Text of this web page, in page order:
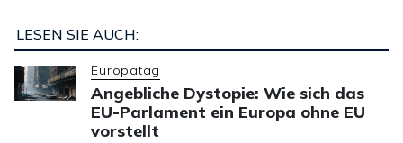
LESEN SIE AUCH:
Europatag
Angebliche Dystopie: Wie sich das
EU-Parlament ein Europa ohne EU
vorstellt